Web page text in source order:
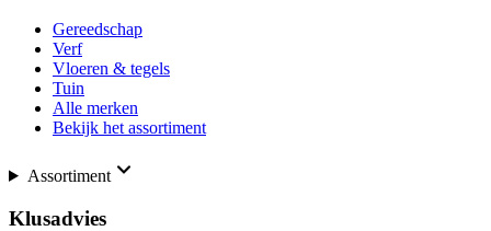
Gereedschap
Verf
Vloeren & tegels
Tuin
Alle merken
Bekijk het assortiment
Assortiment
Klusadvies